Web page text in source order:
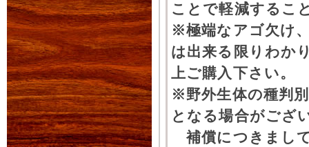
ことで軽減するこ
※極端なアゴ欠け
は出来る限りわか
上ご購入下さい。
※野外生体の種判
となる場合がござ
補償につきまし